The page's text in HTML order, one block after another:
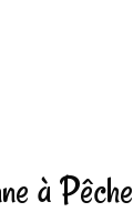
à Pêche